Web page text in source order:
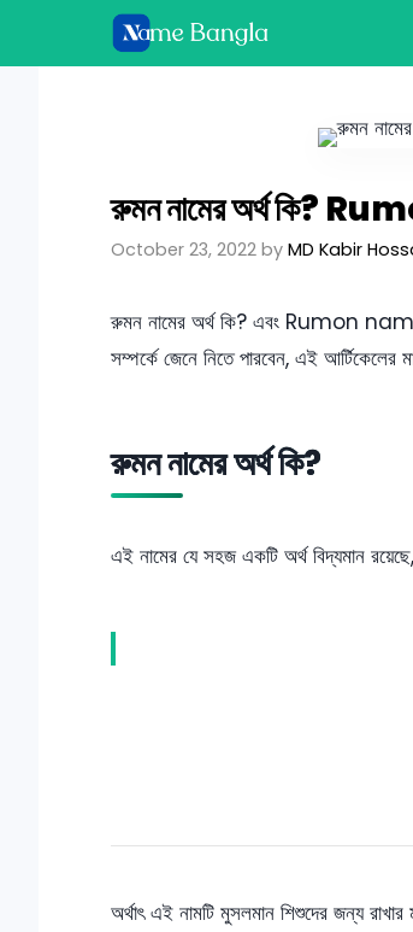
রুমন নামের অর্থ
October 23, 2022 by MD Kabir
রুমন নামের অর্থ কি? এবং Rumon
সম্পর্কে জেনে নিতে পারবেন, এই আর্টিকেলের
রুমন নামের অর্থ কি?
এই নামের যে সহজ একটি অর্থ বিদ্যমান
অর্থাৎ এই নামটি মুসলমান শিশুদের জন্য